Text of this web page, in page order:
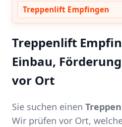
Treppenlift Empfingen
Treppenlift
Einbau,
vor Ort
Sie suchen einen
Wir prüfen vor Ort,